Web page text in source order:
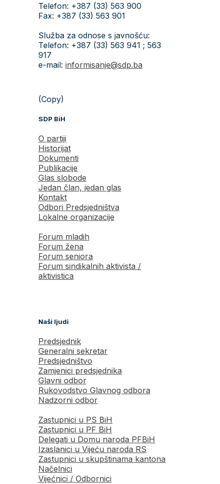
Telefon: +387 (33) 563 900
Fax: +387 (33) 563 901
Služba za odnose s javnošću:
Telefon: +387 (33) 563 941 ; 563
917
e-mail: informisanje@sdp.ba
(Copy)
SDP BiH
O partiji
Historijat
Dokumenti
Publikacije
Glas slobode
Jedan član, jedan glas
Kontakt
Odbori Predsjedništva
Lokalne organizacije
Forum mladih
Forum žena
Forum seniora
Forum sindikalnih aktivista /
aktivistica
Naši ljudi
Predsjednik
Generalni sekretar
Predsjedništvo
Zamjenici predsjednika
Glavni odbor
Rukovodstvo Glavnog odbora
Nadzorni odbor
Zastupnici u PS BiH
Zastupnici u PF BiH
Delegati u Domu naroda PFBiH
Izaslanici u Vijeću naroda RS
Zastupnici u skupštinama kantona
Načelnici
Vijećnici / Odbornici